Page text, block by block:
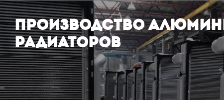
Производство
радиаторов